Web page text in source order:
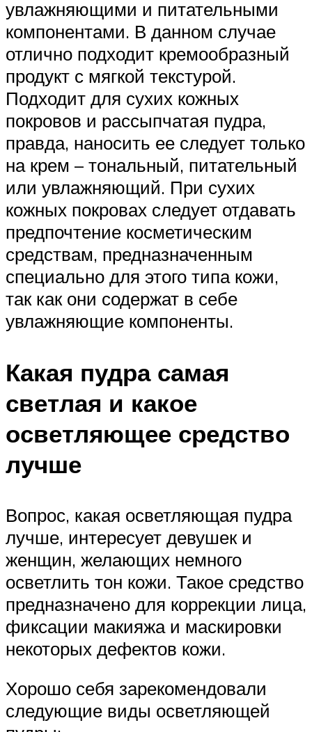
увлажняющими и питательными
компонентами. В данном случае
отлично подходит кремообразный
продукт с мягкой текстурой.
Подходит для сухих кожных
покровов и рассыпчатая пудра,
правда, наносить ее следует только
на крем – тональный, питательный
или увлажняющий. При сухих
кожных покровах следует отдавать
предпочтение косметическим
средствам, предназначенным
специально для этого типа кожи,
так как они содержат в себе
увлажняющие компоненты.
Какая пудра самая
светлая и какое
осветляющее средство
лучше
Вопрос, какая осветляющая пудра
лучше, интересует девушек и
женщин, желающих немного
осветлить тон кожи. Такое средство
предназначено для коррекции лица,
фиксации макияжа и маскировки
некоторых дефектов кожи.
Хорошо себя зарекомендовали
следующие виды осветляющей